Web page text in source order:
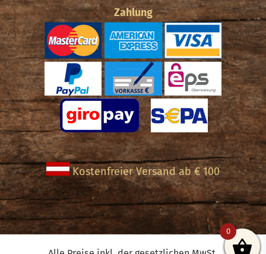
Zahlung
Kostenfreier Versand ab € 100
0